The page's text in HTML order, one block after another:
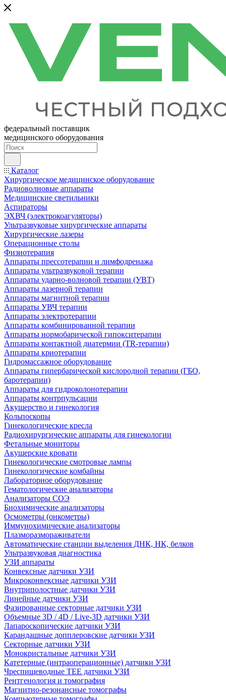
федеральный поставщик
медицинского оборудования
Каталог
Хирургическое медицинское оборудование
Радиоволновые аппараты
Медицинские светильники
Аспираторы
ЭХВЧ (электрокоагуляторы)
Ультразвуковые хирургические аппараты
Хирургические лазеры
Операционные столы
Физиотерапия
Аппараты прессотерапии и лимфодренажа
Аппараты ультразвуковой терапии
Аппараты ударно-волновой терапии (УВТ)
Аппараты лазерной терапии
Аппараты магнитной терапии
Аппараты УВЧ терапии
Аппараты электротерапии
Аппараты комбинированной терапии
Аппараты нормобарической гипокситерапии
Аппараты контактной диатермии (TR-терапии)
Аппараты криотерапии
Гидромассажное оборудование
Аппараты гипербарической кислородной терапии (ГБО,
баротерапии)
Аппараты для гидроколонотерапии
Аппараты контрпульсации
Акушерство и гинекология
Кольпоскопы
Гинекологические кресла
Радиохирургические аппараты для гинекологии
Фетальные мониторы
Акушерские кровати
Гинекологические смотровые лампы
Гинекологические комбайны
Лабораторное оборудование
Гематологические анализаторы
Анализаторы СОЭ
Биохимические анализаторы
Осмометры (онкометры)
Иммунохимические анализаторы
Плазморазмораживатели
Автоматические станции выделения ДНК, НК, белков
Ультразвуковая диагностика
УЗИ аппараты
Конвексные датчики УЗИ
Микроконвексные датчики УЗИ
Внутриполостные датчики УЗИ
Линейные датчики УЗИ
Фазированные секторные датчики УЗИ
Объемные 3D / 4D / Live-3D датчики УЗИ
Лапароскопические датчики УЗИ
Карандашные допплеровские датчики УЗИ
Секторные датчики УЗИ
Монокристальные датчики УЗИ
Катетерные (интраоперационные) датчики УЗИ
Чреспищеводные TEE датчики УЗИ
Рентгенология и томография
Магнитно-резонансные томографы